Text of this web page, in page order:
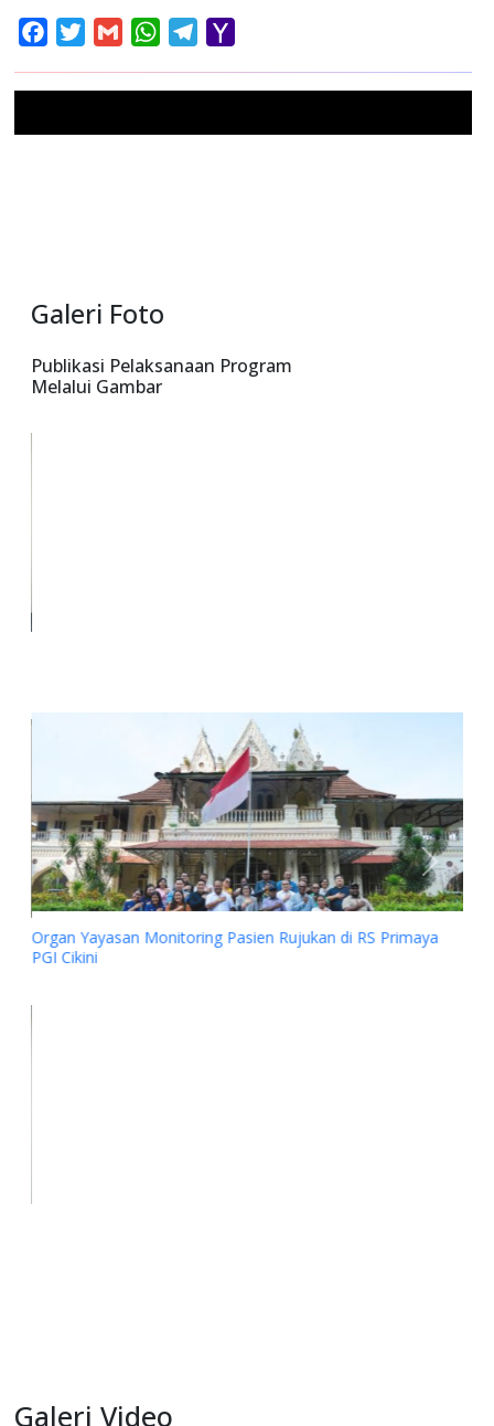
FacebookTwitterGmail WhatsAppTelegram
Galeri Foto
Publikasi Pelaksanaan Program
Melalui Gambar
Monitoring Pasien Rujukan di RS Kanker Dharmais Jakarta
Previous Next
Galeri Video